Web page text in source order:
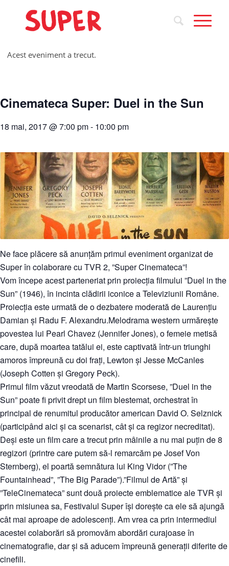
Acest eveniment a trecut.
Cinemateca Super: Duel in the Sun
18 mai, 2017 @ 7:00 pm- 10:00 pm
Ne face plăcere să anunțăm primul eveniment organizat de
Super în colaborare cu TVR 2, ”Super Cinemateca”!
Vom începe acest parteneriat prin proiecția filmului ”Duel in the
Sun” (1946), în incinta clădirii iconice a Televiziunii Române.
Proiecția este urmată de o dezbatere moderată de Laurențiu
Damian și Radu F. Alexandru.Melodrama western urmărește
povestea lui Pearl Chavez (Jennifer Jones), o femeie metisă
care, după moartea tatălui ei, este captivată într-un triunghi
amoros împreună cu doi frați, Lewton și Jesse McCanles
(Joseph Cotten și Gregory Peck).
Primul film văzut vreodată de Martin Scorsese, ”Duel in the
Sun” poate fi privit drept un film blestemat, orchestrat în
principal de renumitul producătoramerican David O. Selznick
(participând aici și ca scenarist, cât și ca regizor necreditat).
Deși este un film care a trecut prin mâinile a nu mai puțin de 8
regizori (printre care putem să-l remarcăm pe Josef Von
Sternberg), el poartă semnătura lui King Vidor (”The
Fountainhead”, ”The Big Parade”).”Filmul de Artă” și
”TeleCinemateca” sunt două proiecte emblematice ale TVR și
prin misiunea sa, Festivalul Super își dorește ca ele să ajungă
cât mai aproape de adolescenți. Am vrea ca prin intermediul
acestei colaborări să promovăm abordări curajoase în
cinematografie, dar și să aducem împreună generații diferite de
cinefili.